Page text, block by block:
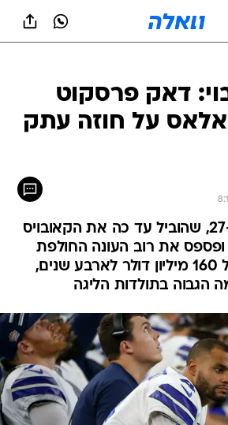
דאק פרסקוט
על חוזה עתק
הקוורטרבק בן ה-27, שהוביל עד כה את הקאובויס
ופספס את רוב העונה החולפת
בגלל פציעה, יקבל 160 מיליון דולר לארבע שנים,
הגבוה בתולדות הליגה